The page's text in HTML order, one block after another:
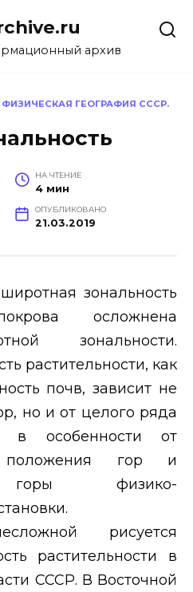
архив
ФИЗИЧЕСКАЯ ГЕОГРАФИЯ СССР.
НА ЧТЕНИЕ
4 мин
ОПУБЛИКОВАНО
21.03.2019
зональность
осложнена
зональности.
растительности, как
почв, зависит не
но и от целого ряда
в особенности от
положения гор и
горы физико-
рисуется
растительности в
СССР. В Восточной